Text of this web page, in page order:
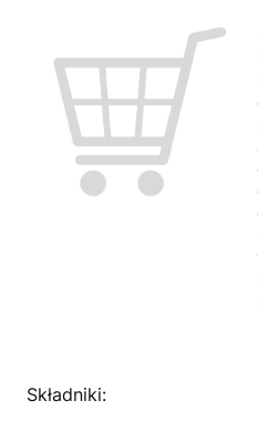
Składniki: